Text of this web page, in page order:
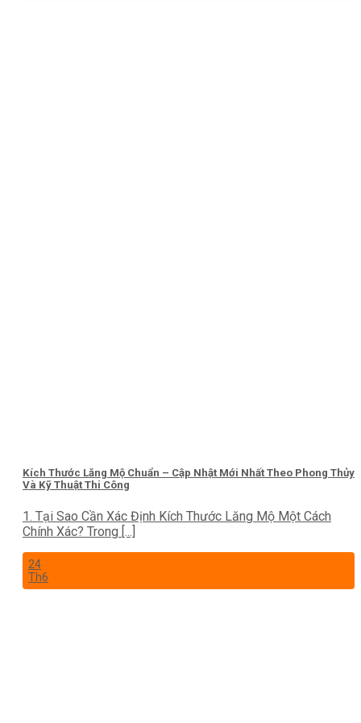
Kích Thước Lăng Mộ Chuẩn – Cập Nhật Mới Nhất Theo Phong Thủy
Và Kỹ Thuật Thi Công
1. Tại Sao Cần Xác Định Kích Thước Lăng Mộ Một Cách
Chính Xác? Trong [...]
24
Th6